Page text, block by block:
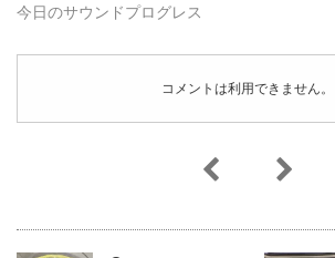
今日のサウンドプログレス
コメントは利用できません。